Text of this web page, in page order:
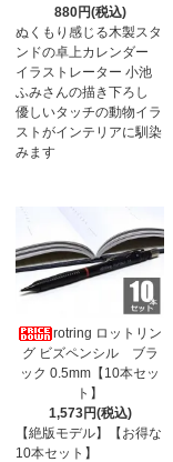
880円(税込)
ぬくもり感じる木製スタ
ンドの卓上カレンダー
イラストレーター 小池
ふみさんの描き下ろし
優しいタッチの動物イラ
ストがインテリアに馴染
みます
rotring ロットリン
グ ビズペンシル ブラ
ック 0.5mm【10本セッ
ト】
1,573円(税込)
【絶版モデル】【お得な
10本セット】